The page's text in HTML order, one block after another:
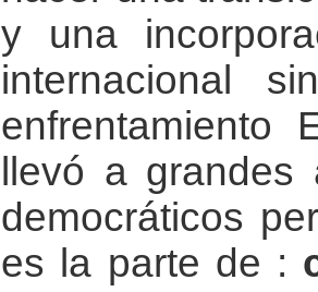
y una
internacional
enfrentamiento
llevó a
democráticos
es la parte de :